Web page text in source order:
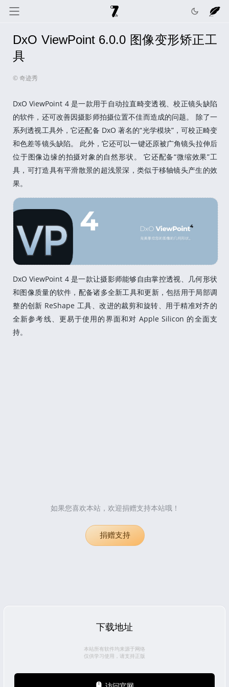
奇迹秀 关于我 记录线
色彩库
DxO ViewPoint 6.0.0 图像变形矫正工
具
© 奇迹秀
DxO ViewPoint 4 是一款用于自动拉直畸变透视、校正镜头缺陷
的软件，还可改善因摄影师拍摄位置不佳而造成的问题。 除了一
系列透视工具外，它还配备 DxO 著名的“光学模块”，可校正畸变
和色差等镜头缺陷。 此外，它还可以一键还原被广角镜头拉伸后
位于图像边缘的拍摄对象的自然形状。 它还配备“微缩效果”工
具，可打造具有平滑散景的超浅景深，类似于移轴镜头产生的效
果。
DxO ViewPoint 4 是一款让摄影师能够自由掌控透视、几何形状
和图像质量的软件，配备诸多全新工具和更新，包括用于局部调
整的创新 ReShape 工具、改进的裁剪和旋转、用于精准对齐的
全新参考线、更易于使用的界面和对 Apple Silicon 的全面支
持。
如果您喜欢本站，欢迎捐赠支持本站哦！
捐赠支持
下载地址
本站所有软件均来源于网络
仅供学习使用，请支持正版